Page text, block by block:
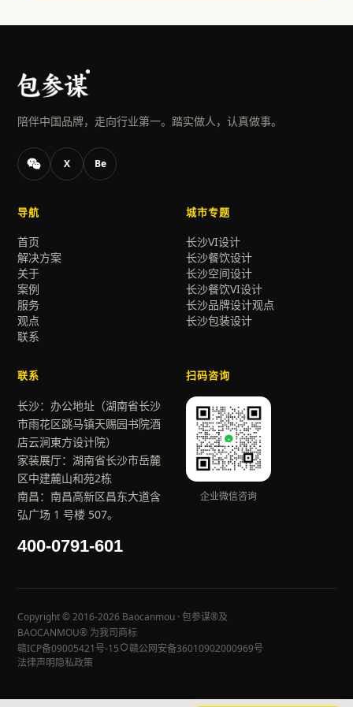
陪伴中国品牌，走向行业第一。踏实做人，认真做事。
X Be
导航
首页
解决方案
关于
案例
服务
观点
联系
城市专题
长沙VI设计
长沙餐饮设计
长沙空间设计
长沙餐饮VI设计
长沙品牌设计观点
长沙包装设计
联系
长沙：办公地址（湖南省长沙
市雨花区跳马镇天赐园书院酒
店云涧東方设计院）
家装展厅：湖南省长沙市岳麓
区中建麓山和苑2栋
南昌：南昌高新区昌东大道含
弘广场 1 号楼 507。
400-0791-601
扫码咨询
企业微信咨询
Copyright © 2016-2026 Baocanmou · 包参谋®及
BAOCANMOU® 为我司商标
赣ICP备09005421号-15
赣公网安备36010902000969号
法律声明隐私政策